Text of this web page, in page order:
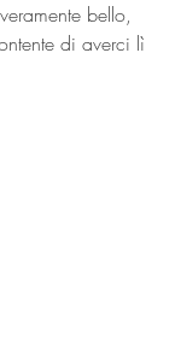
bello,
di averci lì